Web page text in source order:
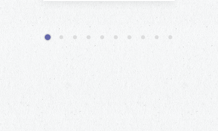
1 2 3 4 5 6 7 8 9 10